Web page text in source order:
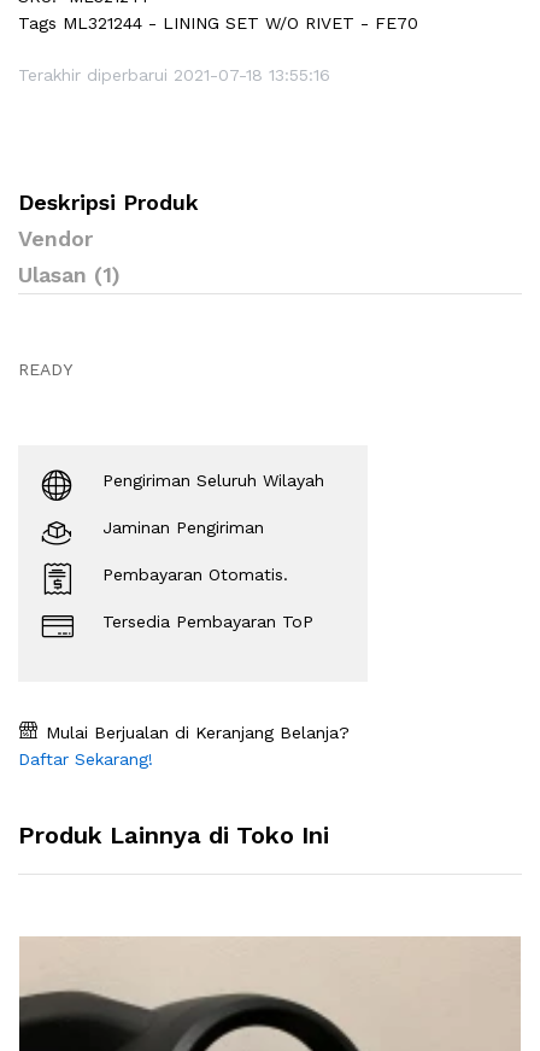
Tags ML321244 - LINING SET W/O RIVET - FE70
Terakhir diperbarui 2021-07-18 13:55:16
Deskripsi Produk
Vendor
Ulasan (1)
READY
Pengiriman Seluruh Wilayah
Jaminan Pengiriman
Pembayaran Otomatis.
Tersedia Pembayaran ToP
Mulai Berjualan di Keranjang Belanja?
Daftar Sekarang!
Produk Lainnya di Toko Ini